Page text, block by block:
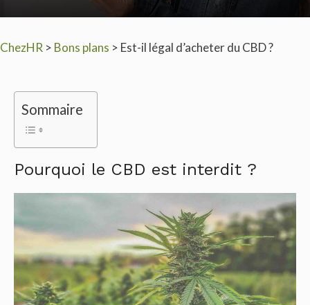
ChezHR > Bons plans > Est-il légal d’acheter du CBD ?
Sommaire
Pourquoi le CBD est interdit ?